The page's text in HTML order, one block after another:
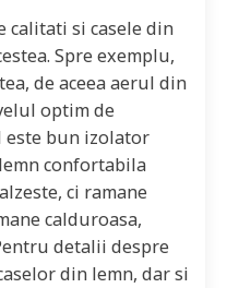
calitati si casele din
Spre exemplu,
de aceea aerul din
optim de
este bun izolator
confortabila
ci ramane
calduroasa,
detalii despre
din lemn, dar si